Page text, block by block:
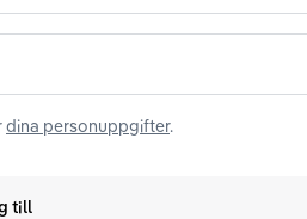
dina personuppgifter.
till